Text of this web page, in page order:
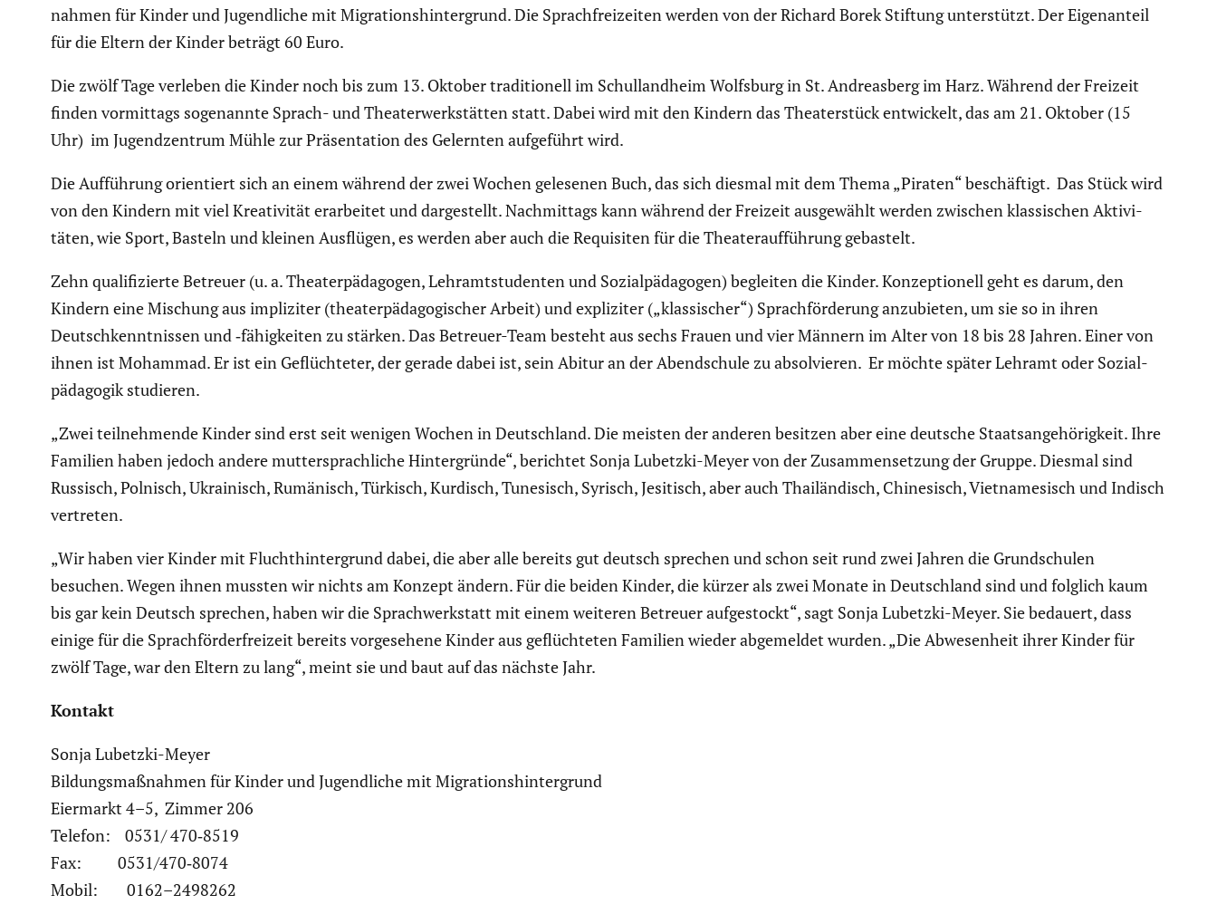
nahmen für Kinder und Jugend­liche mit Migra­ti­ons­hin­ter­grund. Die Sprach­frei­zeiten werden von der Richard Borek Stiftung unter­stützt. Der Eigen­an­teil
für die Eltern der Kinder beträgt 60 Euro.
Die zwölf Tage verleben die Kinder noch bis zum 13. Oktober tradi­tio­nell im Schul­land­heim Wolfsburg in St. Andre­as­berg im Harz. Während der Freizeit
finden vormit­tags sogenannte Sprach- und Theater­werk­stätten statt. Dabei wird mit den Kindern das Theater­stück entwi­ckelt, das am 21. Oktober (15
Uhr) im Jugend­zen­trum Mühle zur Präsen­ta­tion des Gelernten aufge­führt wird.
Die Auffüh­rung orien­tiert sich an einem während der zwei Wochen gelesenen Buch, das sich diesmal mit dem Thema „Piraten“ beschäf­tigt. Das Stück wird
von den Kindern mit viel Kreati­vität erarbeitet und darge­stellt. Nachmit­tags kann während der Freizeit ausge­wählt werden zwischen klassi­schen Aktivi­
täten, wie Sport, Basteln und kleinen Ausflügen, es werden aber auch die Requi­siten für die Theater­auf­füh­rung gebastelt.
Zehn quali­fi­zierte Betreuer (u. a. Theater­päd­agogen, Lehramtstu­denten und Sozial­päd­agogen) begleiten die Kinder. Konzep­tio­nell geht es darum, den
Kindern eine Mischung aus impli­ziter (theater­päd­ago­gi­scher Arbeit) und expli­ziter („klassi­scher“) Sprach­för­de­rung anzubieten, um sie so in ihren
Deutsch­kennt­nissen und ‑fähig­keiten zu stärken. Das Betreuer-Team besteht aus sechs Frauen und vier Männern im Alter von 18 bis 28 Jahren. Einer von
ihnen ist Mohammad. Er ist ein Geflüch­teter, der gerade dabei ist, sein Abitur an der Abend­schule zu absol­vieren. Er möchte später Lehramt oder Sozial­
päd­agogik studieren.
„Zwei teilneh­mende Kinder sind erst seit wenigen Wochen in Deutsch­land. Die meisten der anderen besitzen aber eine deutsche Staats­an­ge­hö­rig­keit. Ihre
Familien haben jedoch andere mutter­sprach­liche Hinter­gründe“, berichtet Sonja Lubetzki-Meyer von der Zusam­men­set­zung der Gruppe. Diesmal sind
Russisch, Polnisch, Ukrai­nisch, Rumänisch, Türkisch, Kurdisch, Tunesisch, Syrisch, Jesitisch, aber auch Thailän­disch, Chine­sisch, Vietna­me­sisch und Indisch
vertreten.
„Wir haben vier Kinder mit Flucht­hin­ter­grund dabei, die aber alle bereits gut deutsch sprechen und schon seit rund zwei Jahren die Grund­schulen
besuchen. Wegen ihnen mussten wir nichts am Konzept ändern. Für die beiden Kinder, die kürzer als zwei Monate in Deutsch­land sind und folglich kaum
bis gar kein Deutsch sprechen, haben wir die Sprach­werk­statt mit einem weiteren Betreuer aufge­stockt“, sagt Sonja Lubetzki-Meyer. Sie bedauert, dass
einige für die Sprach­för­der­frei­zeit bereits vorge­se­hene Kinder aus geflüch­teten Familien wieder abgemeldet wurden. „Die Abwesen­heit ihrer Kinder für
zwölf Tage, war den Eltern zu lang“, meint sie und baut auf das nächste Jahr.
Kontakt
Sonja Lubetzki-Meyer
Bildungs­maß­nahmen für Kinder und Jugend­liche mit Migra­ti­ons­hin­ter­grund
Eiermarkt 4–5, Zimmer 206
Telefon: 0531/ 470‑8519
Fax: 0531/470‑8074
Mobil: 0162–2498262